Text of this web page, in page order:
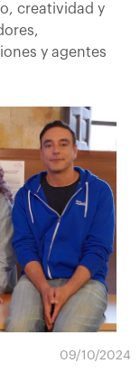
creatividad y
y agentes
09/10/2024